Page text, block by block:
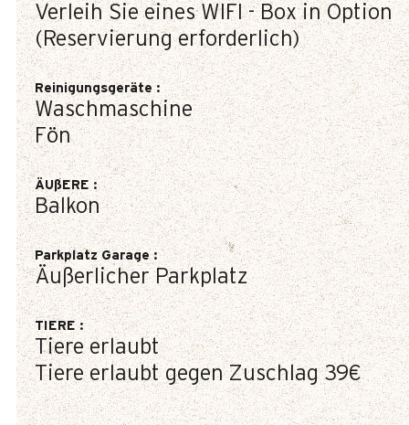
Verleih Sie eines WIFI - Box in Option
(Reservierung erforderlich)
Reinigungsgeräte:
Waschmaschine
Fön
ÄUßERE :
Balkon
Parkplatz Garage:
Äußerlicher Parkplatz
TIERE :
Tiere erlaubt
Tiere erlaubt gegen Zuschlag 39€